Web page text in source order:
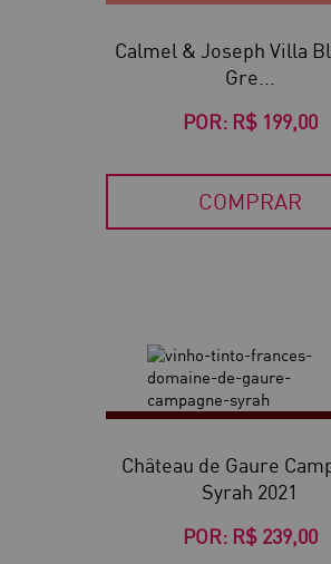
Calmel & Joseph Villa
Gre...
POR: R$ 199,00
COMPRAR
Château de Gaure
Syrah 2021
POR: R$ 239,00